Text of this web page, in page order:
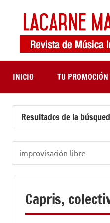
contenido
INICIO TU PROMOCIÓN
Resultados de la
Capris,